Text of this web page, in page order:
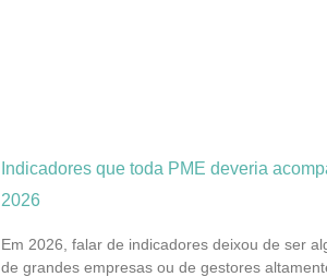
Indicadores que toda PME deveria
2026
Em 2026, falar de indicadores deixou de ser
de grandes empresas ou de gestores